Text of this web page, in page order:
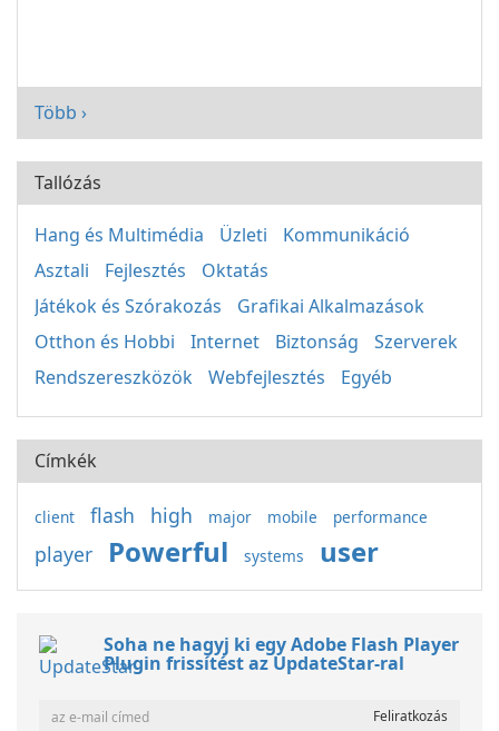
Több ›
Tallózás
Hang és Multimédia Üzleti
Kommunikáció
Asztali
Fejlesztés
Oktatás
Játékok és Szórakozás
Grafikai Alkalmazások
Otthon és Hobbi
Internet Biztonság
Szerverek
Rendszereszközök
Webfejlesztés Egyéb
Címkék
client flash high major mobile performance
player Powerful systems user
Soha ne hagyj ki egy Adobe Flash Player
Plugin frissítést az UpdateStar-ral